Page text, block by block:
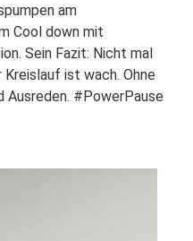
am
Cool down mit
Sein Fazit: Nicht mal
ist wach. Ohne
Ausreden. #PowerPause